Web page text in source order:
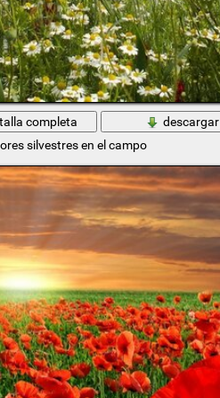
completa
descargar
silvestres en el campo